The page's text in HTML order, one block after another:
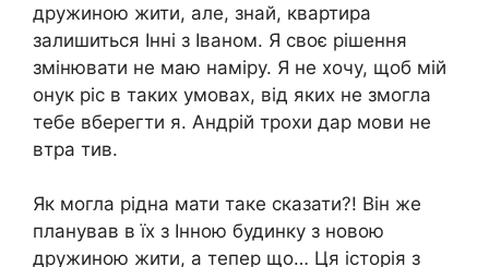
дружиною жити, але, знай, квартира
залишиться Інні з Іваном. Я своє рішення
змінювати не маю наміру. Я не хочу, щоб мій
онук ріс в таких умовах, від яких не змогла
тебе вберегти я. Андрій трохи дар мови не
втра тив.
Як могла рідна мати таке сказати?! Він же
планував в їх з Інною будинку з новою
дружиною жити, а тепер що… Ця історія з